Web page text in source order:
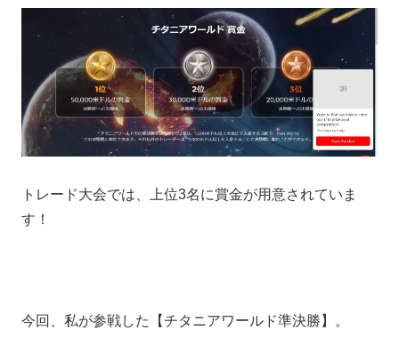
トレード大会では、上位3名に賞金が用意されていま
す！
今回、私が参戦した【チタニアワールド準決勝】。